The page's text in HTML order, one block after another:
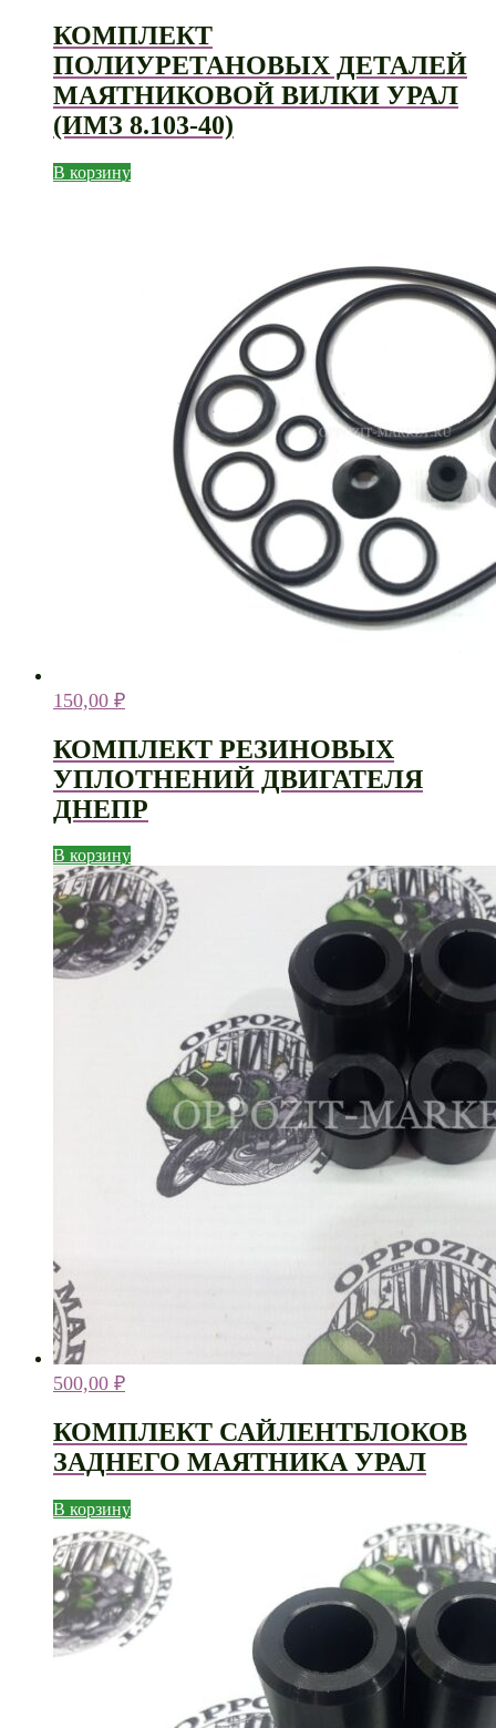
КОМПЛЕКТ
ПОЛИУРЕТАНОВЫХ ДЕТАЛЕЙ
МАЯТНИКОВОЙ ВИЛКИ УРАЛ
(ИМЗ 8.103-40)
В корзину
150,00 ₽
КОМПЛЕКТ РЕЗИНОВЫХ
УПЛОТНЕНИЙ ДВИГАТЕЛЯ
ДНЕПР
В корзину
500,00 ₽
КОМПЛЕКТ САЙЛЕНТБЛОКОВ
ЗАДНЕГО МАЯТНИКА УРАЛ
В корзину